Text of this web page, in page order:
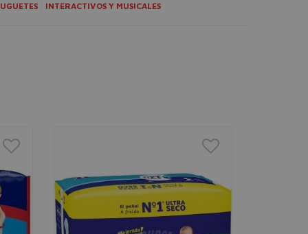
INTERACTIVOS Y MUSICALES